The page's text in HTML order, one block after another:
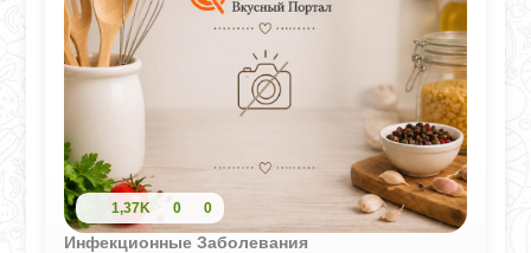
1,37K 0 0
Инфекционные Заболевания